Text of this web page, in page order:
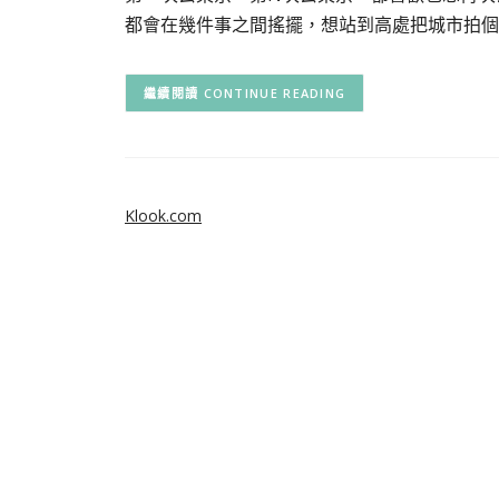
都會在幾件事之間搖擺，想站到高處把城市拍
CONTINUE READING
Klook.com